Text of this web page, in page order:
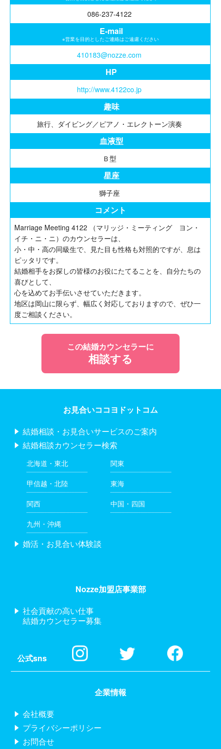
086-237-4122
E-mail
※営業を目的としたご連絡はご遠慮ください
410183@nozze.com
HP
http://www.4122co.jp
趣味
旅行、ダイビング／ピアノ・エレクトーン演奏
血液型
Ｂ型
星座
獅子座
コメント
Marriage Meeting 4122 （マリッジ・ミーティング ヨン・
イチ・ニ・ニ）のカウンセラーは、
小・中・高の同級生で、見た目も性格も対照的ですが、息は
ピッタリです。
結婚相手をお探しの皆様のお役にたてることを、自分たちの
喜びとして、
心を込めてお手伝いさせていただきます。
地区は岡山に限らず、幅広く対応しておりますので、ぜひ一
度ご相談ください。
この結婚カウンセラーに
相談する
お見合いココヨドットコム
結婚相談・お見合いサービスのご案内
結婚相談カウンセラー検索
北海道・東北 関東
甲信越・北陸 東海
関西 中国・四国
九州・沖縄
婚活・お見合い体験談
Nozze加盟店事業部
社会貢献の高い仕事
結婚カウンセラー募集
公式sns
企業情報
会社概要
プライバシーポリシー
お問合せ